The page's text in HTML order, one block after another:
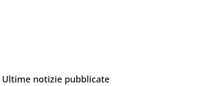
Ultime notizie pubblicate